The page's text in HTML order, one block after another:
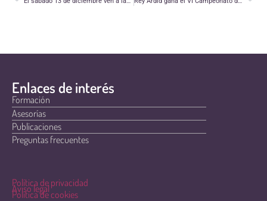
Enlaces de interés
Formación
Asesorías
Publicaciones
Preguntas frecuentes
Política de privacidad
Aviso legal
Política de cookies